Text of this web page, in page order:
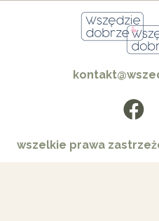
wszelkie prawa